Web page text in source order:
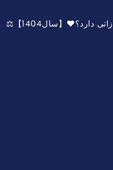
دارد؟❤️【سال1404】⚖️